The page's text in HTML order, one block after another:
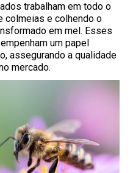
trabalham em todo o
colmeias e colhendo o
em mel. Esses
um papel
assegurando a qualidade
mercado.